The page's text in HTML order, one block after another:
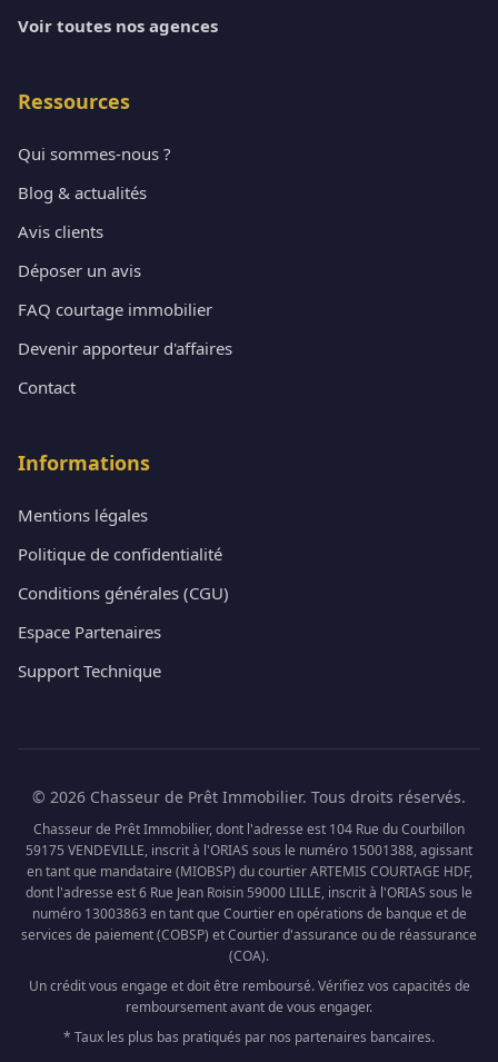
Voir toutes nos agences
Ressources
Qui sommes-nous ?
Blog & actualités
Avis clients
Déposer un avis
FAQ courtage immobilier
Devenir apporteur d'affaires
Contact
Informations
Mentions légales
Politique de confidentialité
Conditions générales (CGU)
Espace Partenaires
Support Technique
© 2026 Chasseur de Prêt Immobilier. Tous droits réservés.
Chasseur de Prêt Immobilier, dont l'adresse est 104 Rue du Courbillon
59175 VENDEVILLE, inscrit à l'ORIAS sous le numéro 15001388, agissant
en tant que mandataire (MIOBSP) du courtier ARTEMIS COURTAGE HDF,
dont l'adresse est 6 Rue Jean Roisin 59000 LILLE, inscrit à l'ORIAS sous le
numéro 13003863 en tant que Courtier en opérations de banque et de
services de paiement (COBSP) et Courtier d'assurance ou de réassurance
(COA).
Un crédit vous engage et doit être remboursé. Vérifiez vos capacités de
remboursement avant de vous engager.
* Taux les plus bas pratiqués par nos partenaires bancaires.